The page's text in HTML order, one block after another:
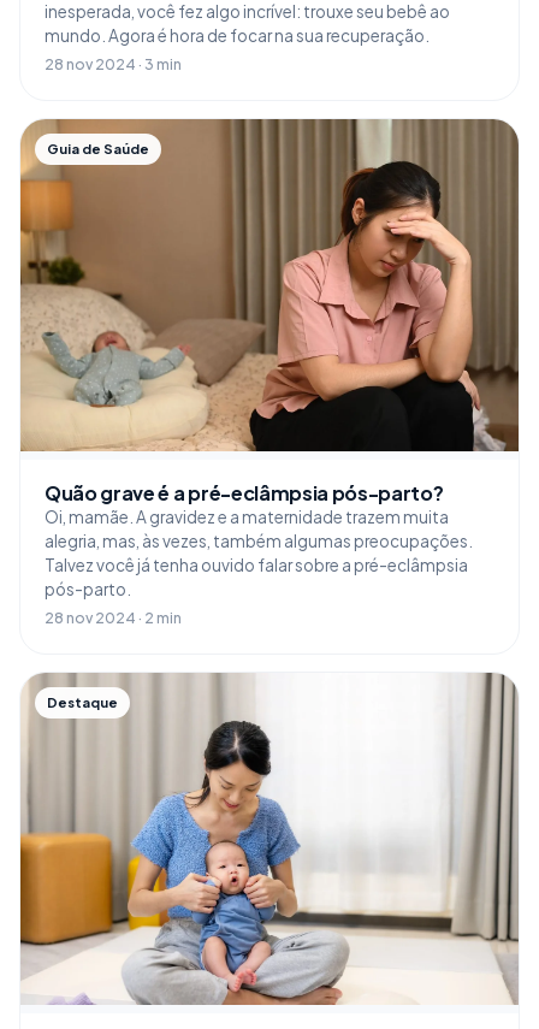
inesperada, você fez algo incrível: trouxe seu bebê ao
mundo. Agora é hora de focar na sua recuperação.
28 nov 2024 · 3 min
Guia de Saúde
Quão grave é a pré-eclâmpsia pós-parto?
Oi, mamãe. A gravidez e a maternidade trazem muita
alegria, mas, às vezes, também algumas preocupações.
Talvez você já tenha ouvido falar sobre a pré-eclâmpsia
pós-parto.
28 nov 2024 · 2 min
Destaque